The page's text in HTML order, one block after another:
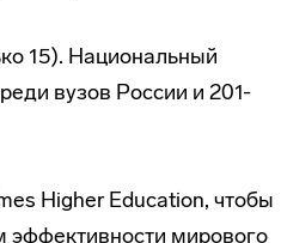
15). Национальный
вузов России и 201-
Higher Education, чтобы
эффективности мирового